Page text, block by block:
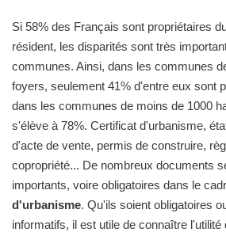
Si 58% des Français sont propriétaires
résident, les disparités sont très
communes. Ainsi, dans les communes
foyers, seulement 41% d'entre eux sont
dans les communes de moins de 1000
s'élève à 78%. Certificat d'urbanisme,
d'acte de vente, permis de construire,
copropriété... De nombreux documents
importants, voire obligatoires dans le
d'urbanisme. Qu'ils soient obligatoires
informatifs, il est utile de connaître